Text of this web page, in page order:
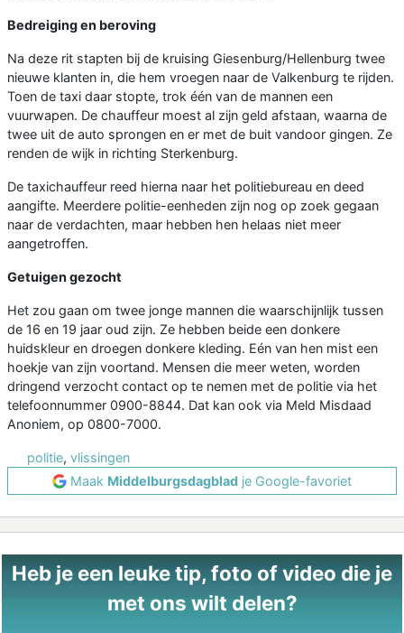
Bedreiging en beroving
Na deze rit stapten bij de kruising Giesenburg/Hellenburg twee
nieuwe klanten in, die hem vroegen naar de Valkenburg te rijden.
Toen de taxi daar stopte, trok één van de mannen een
vuurwapen. De chauffeur moest al zijn geld afstaan, waarna de
twee uit de auto sprongen en er met de buit vandoor gingen. Ze
renden de wijk in richting Sterkenburg.
De taxichauffeur reed hierna naar het politiebureau en deed
aangifte. Meerdere politie-eenheden zijn nog op zoek gegaan
naar de verdachten, maar hebben hen helaas niet meer
aangetroffen.
Getuigen gezocht
Het zou gaan om twee jonge mannen die waarschijnlijk tussen
de 16 en 19 jaar oud zijn. Ze hebben beide een donkere
huidskleur en droegen donkere kleding. Eén van hen mist een
hoekje van zijn voortand. Mensen die meer weten, worden
dringend verzocht contact op te nemen met de politie via het
telefoonnummer 0900-8844. Dat kan ook via Meld Misdaad
Anoniem, op 0800-7000.
politie, vlissingen
Maak Middelburgsdagblad je Google-favoriet
Heb je een leuke tip, foto of video die je
met ons wilt delen?